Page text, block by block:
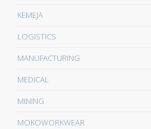
KEMEJA
LOGISTICS
MANUFACTURING
MEDICAL
MINING
MOKOWORKWEAR